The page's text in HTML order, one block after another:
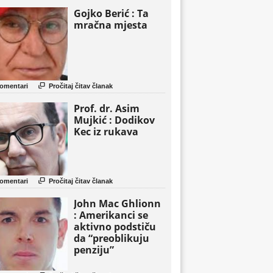
Gojko Berić : Ta
mračna mjesta
 Pročitaj čitav članak
Prof. dr. Asim
Mujkić : Dodikov
Kec iz rukava
 Pročitaj čitav članak
John Mac Ghlionn
: Amerikanci se
aktivno podstiču
da “preoblikuju
penziju”